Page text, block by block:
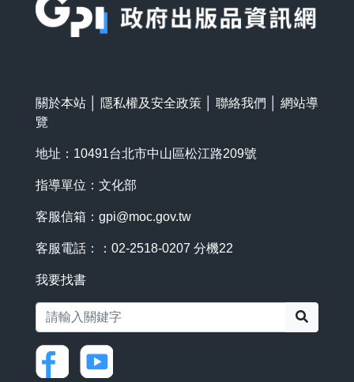
關於本站 隱私權及安全政策 聯絡我們
網站導
覽
地址：10491台北市中山區松江路209號
指導單位：文化部
客服信箱： gpi@moc.gov.tw
客服電話：：02-2518-0207 分機22
我要找書